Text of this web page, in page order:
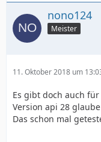
nono124
Meister
11. Oktober 2018 um
Es gibt doch auch
Version api 28
Das schon mal